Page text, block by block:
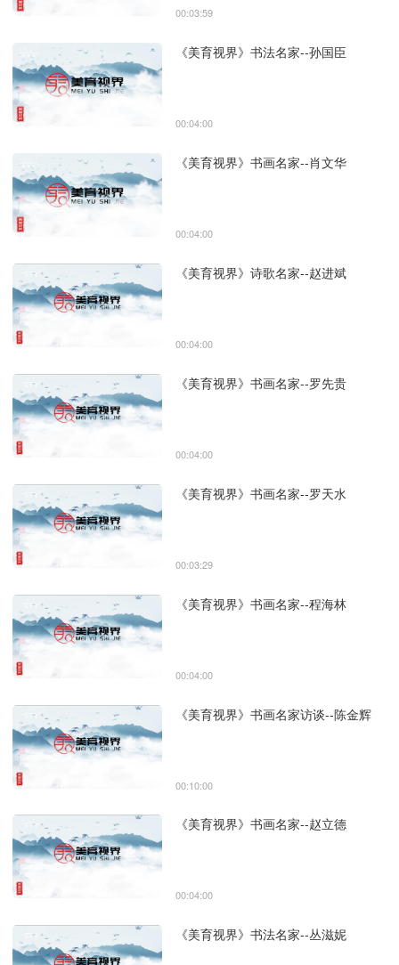
00:03:59
《美育视界》书法名家--孙国臣
00:04:00
《美育视界》书画名家--肖文华
00:04:00
《美育视界》诗歌名家--赵进斌
00:04:00
《美育视界》书画名家--罗先贵
00:04:00
《美育视界》书画名家--罗天水
00:03:29
《美育视界》书画名家--程海林
00:04:00
《美育视界》书画名家访谈--陈金辉
00:10:00
《美育视界》书画名家--赵立德
00:04:00
《美育视界》书法名家--丛滋妮